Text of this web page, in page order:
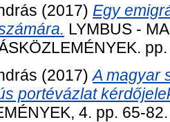
(2017) Egy
LYMBUS -
(2017)A magyar
portévázlat
4. pp. 65-